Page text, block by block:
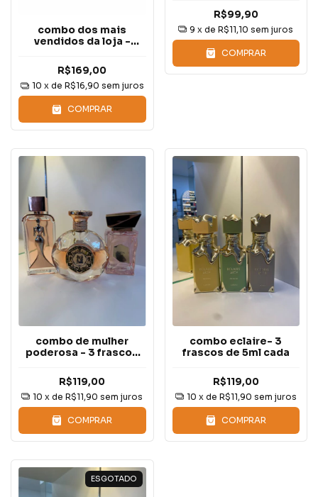
combo dos mais
vendidos da loja -
R$169,00
10 x de R$16,90 sem juros
COMPRAR
R$99,90
9 x deR$11,10 sem juros
COMPRAR
combo de mulher
poderosa - 3 frascos
R$119,00
10 x deR$11,90 sem juros
COMPRAR
combo eclaire- 3
frascos de 5ml cada
R$119,00
10 x de R$11,90 sem juros
COMPRAR
ESGOTADO